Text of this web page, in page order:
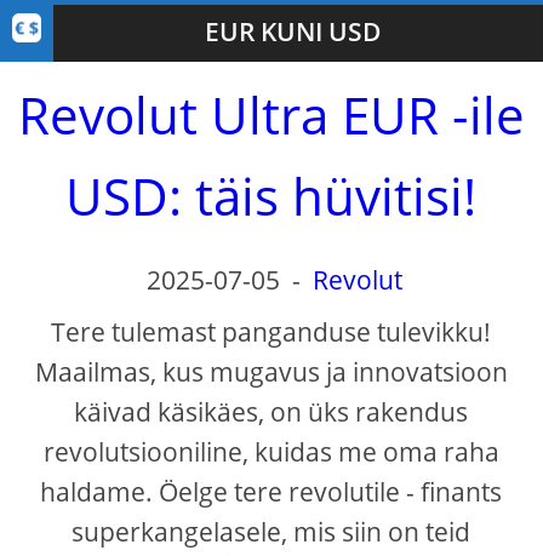
EUR KUNI USD
Revolut Ultra EUR -ile
USD: täis hüvitisi!
2025-07-05 - Revolut
Tere tulemast panganduse tulevikku!
Maailmas, kus mugavus ja innovatsioon
käivad käsikäes, on üks rakendus
revolutsiooniline, kuidas me oma raha
haldame. Öelge tere revolutile - finants
superkangelasele, mis siin on teid